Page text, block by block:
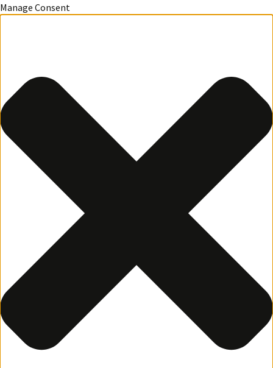
Manage Consent